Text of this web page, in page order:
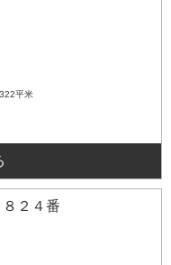
平米
２４番